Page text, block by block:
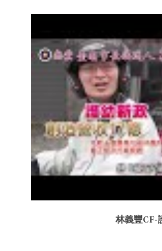
林義豐CF-